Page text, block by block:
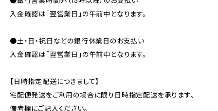
入金確認は「翌営業日」の午前中となります。
●土・日・祝日などの銀行休業日のお支払い
入金確認は「翌営業日」の午前中となります。
【日時指定配送につきまして】
宅配便発送をご利用の場合に限り日時指定配送を承ります、
備考欄にご記入ください。